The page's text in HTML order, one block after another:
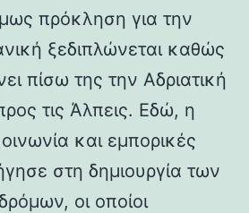
πρόκληση για την
ξεδιπλώνεται καθώς
πίσω της την Αδριατική
τις Άλπεις. Εδώ, η
και εμπορικές
στη δημιουργία των
οι οποίοι